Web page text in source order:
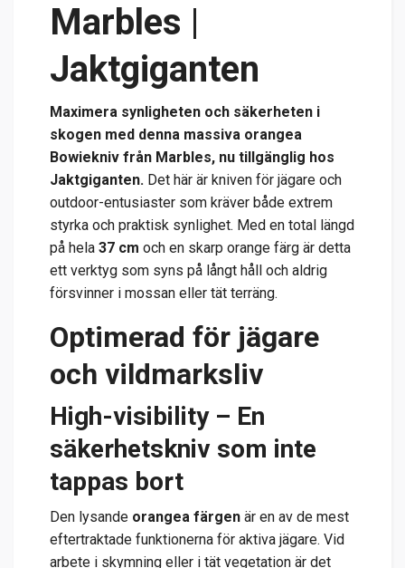
Marbles |
Jaktgiganten
Maximera synligheten och säkerheten i
skogen med denna massiva orangea
Bowiekniv från Marbles, nu tillgänglig hos
Jaktgiganten. Det här är kniven för jägare och
outdoor-entusiaster som kräver både extrem
styrka och praktisk synlighet. Med en total längd
på hela 37 cm och en skarp orange färg är detta
ett verktyg som syns på långt håll och aldrig
försvinner i mossan eller tät terräng.
Optimerad för jägare
och vildmarksliv
High-visibility – En
säkerhetskniv som inte
tappas bort
Den lysande orangea färgen är en av de mest
eftertraktade funktionerna för aktiva jägare. Vid
arbete i skymning eller i tät vegetation är det